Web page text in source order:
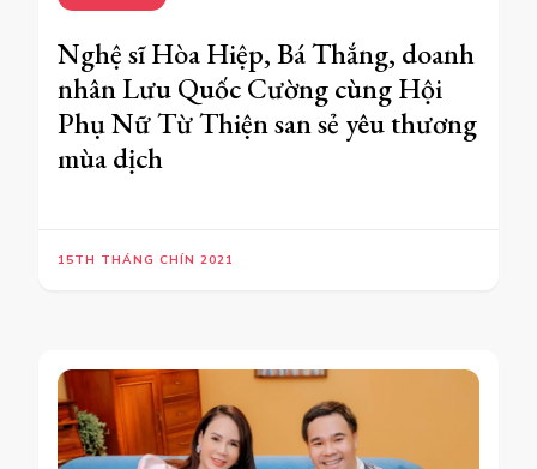
Nghệ sĩ Hòa Hiệp, Bá Thắng, doanh
nhân Lưu Quốc Cường cùng Hội
Phụ Nữ Từ Thiện san sẻ yêu thương
mùa dịch
15TH THÁNG CHÍN 2021